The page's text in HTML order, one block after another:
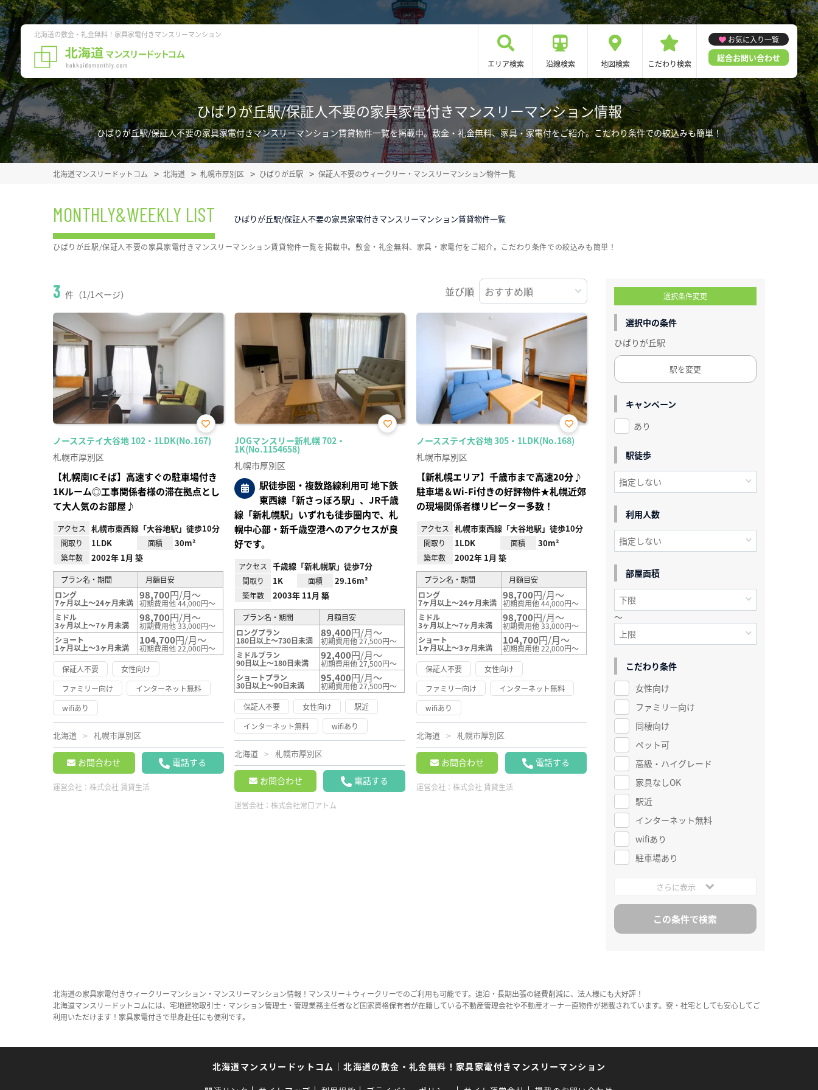
北海道の敷金・礼金無料！家具家電付きマンスリーマンション
エリア検索 沿線検索 地図検索 こだわり検索
お気に入り一覧
総合お問い合わせ
ひばりが丘駅/保証人不要の家具家電付きマンスリーマンション情報
ひばりが丘駅/保証人不要の家具家電付きマンスリーマンション賃貸物件一覧を掲載中。敷金・礼金無料、家具・家電付をご紹介。こだわり条件での絞込みも簡単！
北海道マンスリードットコム 北海道 札幌市厚別区 ひばりが丘駅 保証人不要のウィークリー・マンスリーマンション物件一覧
MONTHLY&WEEKLY LIST ひばりが丘駅/保証人不要の家具家電付きマンスリーマンション賃貸物件一覧
3 件（1/1ページ） 並び順
ノースステイ大谷地 102・1LDK(No.167)
お気
に入
札幌市厚別区
【札幌南ICそば】高速すぐの駐車場付き
1Kルーム◎工事関係者様の滞在拠点とし
て大人気のお部屋♪
アクセス 札幌市東西線「大谷地駅」徒歩10分
間取り 1LDK 面積 30m²
築年数 2002年 1月 築
プラン名・期間
月額目安
ロング
7ヶ月以上～24ヶ月未満
98,700円/月～
初期費用他 44,000円～
ミドル
3ヶ月以上～7ヶ月未満
98,700円/月～
初期費用他 33,000円～
ショート
1ヶ月以上～3ヶ月未満
104,700円/月～
初期費用他 22,000円～
保証人不要
女性向け
ファミリー向け
インターネット無料
wifiあり
北海道 札幌市厚別区
お問合わせ 電話する
運営会社： 株式会社 賃貸生活
JOGマンスリー新札幌 702・
1K(No.1154658)
お気
札幌市厚別区
駅徒歩圏・複数路線利用可 地下鉄
東西線「新さっぽろ駅」、JR千歳
線「新札幌駅」いずれも徒歩圏内で、札
幌中心部・新千歳空港へのアクセスが良
好です。
アクセス 千歳線「新札幌駅」徒歩7分
間取り 1K 面積 29.16m²
築年数 2003年 11月 築
プラン名・期間
月額目安
ロングプラン
180日以上～730日未満
89,400円/月～
初期費用他 27,500円～
ミドルプラン
90日以上～180日未満
92,400円/月～
初期費用他 27,500円～
ショートプラン
30日以上～90日未満
95,400円/月～
初期費用他 27,500円～
保証人不要
女性向け
駅近
インターネット無料
wifiあり
北海道 札幌市厚別区
お問合わせ 電話する
運営会社：株式会社常口アトム
ノースステイ大谷地 305・1LDK(No.168)
お気
に入
札幌市厚別区
【新札幌エリア】千歳市まで高速20分♪
駐車場＆Wi-Fi付きの好評物件★札幌近郊
の現場関係者様リピーター多数！
アクセス 札幌市東西線「大谷地駅」徒歩10分
間取り 1LDK 面積 30m²
築年数 2002年 1月 築
プラン名・期間
月額目安
ロング
7ヶ月以上～24ヶ月未満
98,700円/月～
初期費用他 44,000円～
ミドル
3ヶ月以上～7ヶ月未満
98,700円/月～
初期費用他 33,000円～
ショート
1ヶ月以上～3ヶ月未満
104,700円/月～
初期費用他 22,000円～
保証人不要
女性向け
ファミリー向け
インターネット無料
wifiあり
北海道 札幌市厚別区
お問合わせ 電話する
運営会社： 株式会社 賃貸生活
ひばりが丘駅/保証人不要の家具家電付きマンスリーマンション賃貸物件一覧を掲載中。敷金・礼金無料、家具・家電付をご紹介。こだわり条件での絞込みも簡単！
選択条件変更
選択中の条件
ひばりが丘駅
駅を変更
キャンペーン
あり
駅徒歩
利用人数
部屋面積
～
こだわり条件
女性向け
ファミリー向け
同棲向け
ペット可
高級・ハイグレード
家具なしOK
駅近
インターネット無料
wifiあり
駐車場あり
さらに表示
北海道の家具家電付きウィークリーマンション・マンスリーマンション情報！マンスリー＋ウィークリーでのご利用も可能です。連泊・長期出張の経費削減に、法人様にも大好評！
北海道マンスリードットコムには、宅地建物取引士・マンション管理士・管理業務主任者など国家資格保有者が在籍している不動産管理会社や不動産オーナー直物件が掲載されています。寮・社宅としても安心してご
利用いただけます！家具家電付きで単身赴任にも便利です。
北海道マンスリードットコム ｜北海道の敷金・礼金無料！家具家電付きマンスリーマンション